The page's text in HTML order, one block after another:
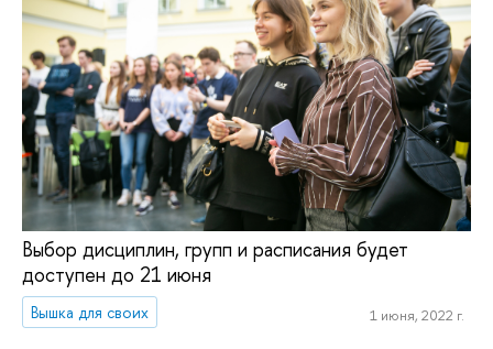
Выбор дисциплин, групп и расписания будет
доступен до 21 июня
Вышка для своих 1 июня, 2022 г.